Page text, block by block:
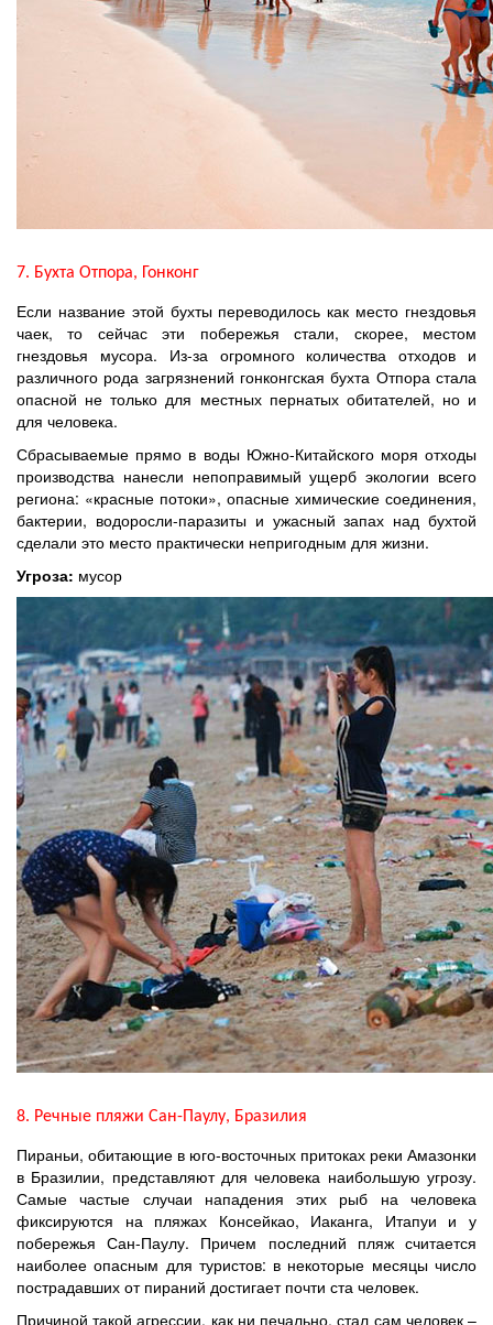
7. Бухта Отпора, Гонконг
Если название этой бухты переводилось как место гнездовья
чаек, то сейчас эти побережья стали, скорее, местом
гнездовья мусора. Из-за огромного количества отходов и
различного рода загрязнений гонконгская бухта Отпора стала
опасной не только для местных пернатых обитателей, но и
для человека.
Сбрасываемые прямо в воды Южно-Китайского моря отходы
производства нанесли непоправимый ущерб экологии всего
региона: «красные потоки», опасные химические соединения,
бактерии, водоросли-паразиты и ужасный запах над бухтой
сделали это место практически непригодным для жизни.
Угроза: мусор
8. Речные пляжи Сан-Паулу, Бразилия
Пираньи, обитающие в юго-восточных притоках реки Амазонки
в Бразилии, представляют для человека наибольшую угрозу.
Самые частые случаи нападения этих рыб на человека
фиксируются на пляжах Консейкао, Иаканга, Итапуи и у
побережья Сан-Паулу. Причем последний пляж считается
наиболее опасным для туристов: в некоторые месяцы число
пострадавших от пираний достигает почти ста человек.
Причиной такой агрессии, как ни печально, стал сам человек –